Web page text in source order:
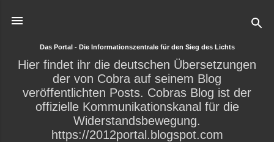
Das Portal - Die Informationszentrale für den Sieg des Lichts
Hier findet ihr die deutschen Übersetzungen
der von Cobra auf seinem Blog
veröffentlichten Posts. Cobras Blog ist der
offizielle Kommunikationskanal für die
Widerstandsbewegung.
https://2012portal.blogspot.com